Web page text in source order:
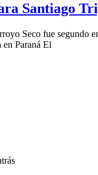
Santiago
Seco fue segundo
en Paraná El